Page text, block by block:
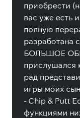
приобрести
вас уже есть
полную
разработана
БОЛЬШОЕ
прислушался
рад
игры моих
- Chip & Putt
функциями